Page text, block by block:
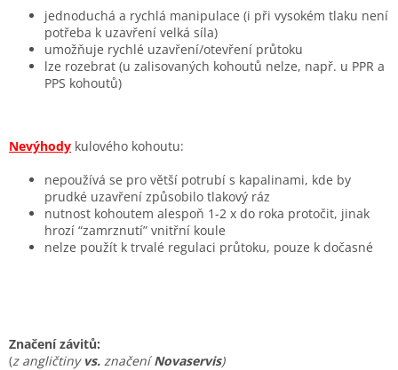
jednoduchá a rychlá manipulace (i při vysokém tlaku není
potřeba k uzavření velká síla)
umožňuje rychlé uzavření/otevření průtoku
lze rozebrat (u zalisovaných kohoutů nelze, např. u PPR a
PPS kohoutů)
Nevýhody kulového kohoutu:
nepoužívá se pro větší potrubí s kapalinami, kde by
prudké uzavření způsobilo tlakový ráz
nutnost kohoutem alespoň 1-2 x do roka protočit, jinak
hrozí “zamrznutí” vnitřní koule
nelze použít k trvalé regulaci průtoku, pouze k dočasné
Značení závitů:
(z angličtiny vs. značeníNovaservis)